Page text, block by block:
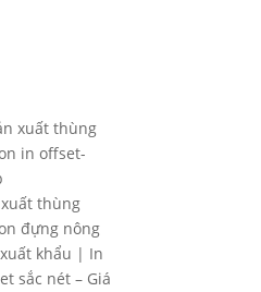
thùng
đựng nông
khẩu | In
sắc nét – Giá